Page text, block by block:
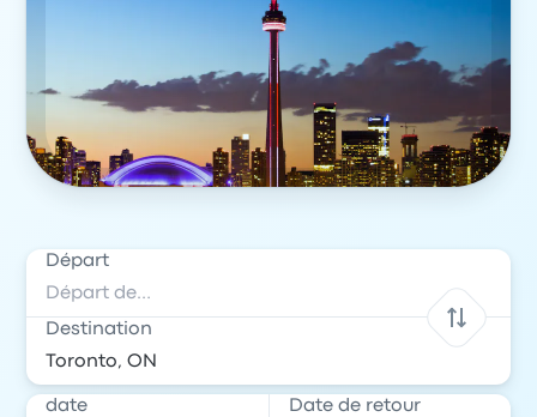
Départ
Destination
date Date de retour